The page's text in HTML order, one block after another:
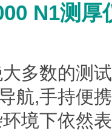
N1测厚
多数的测
航,手持便
境下依然